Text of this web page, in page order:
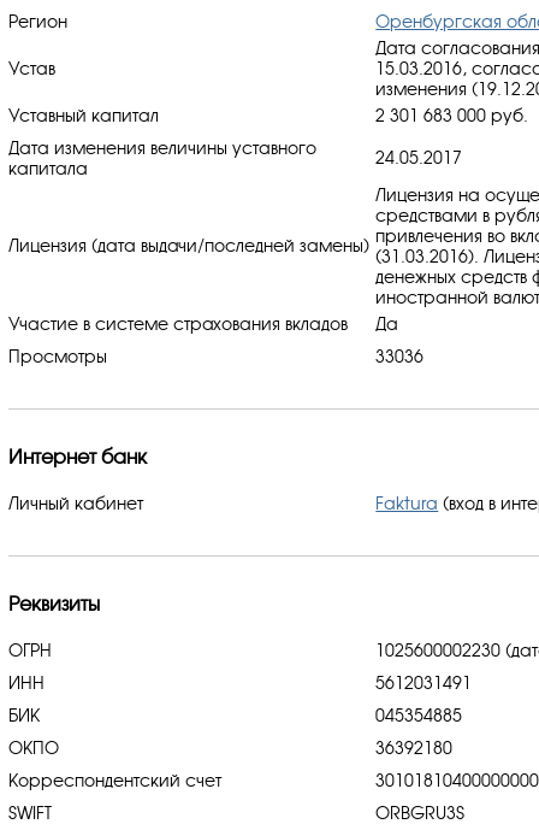
Регион
Оренбургская
Устав
Дата
15.03.2016,
изменения
Уставный капитал
2 301 683 000 руб.
Дата изменения величины уставного
капитала
24.05.2017
Лицензия (дата выдачи/последней замены)
Лицензия на
средствами в
привлечения во
(31.03.2016).
денежных средств
иностранной
Участие в системе страхования вкладов
Да
Просмотры
33036
Интернет банк
Личный кабинет Faktura (вход в
Реквизиты
ОГРН
1025600002230
ИНН
5612031491
БИК
045354885
ОКПО
36392180
Корреспондентский счет
SWIFT
ORBGRU3S